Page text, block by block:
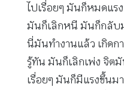
ไปเรื่อยๆ มันก็หมดแร
มันก็เลิกหนี มันก็กลับม
นี่มันทำงานแล้ว เกิดก
รู้ทัน มันก็เลิกเพ่ง จิ
เรื่อยๆ มันก็มีแรงขึ้นม